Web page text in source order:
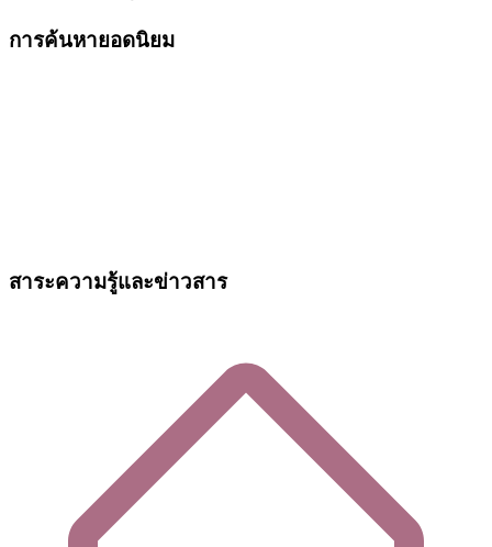
การค้นหายอดนิยม
สาระความรู้และข่าวสาร